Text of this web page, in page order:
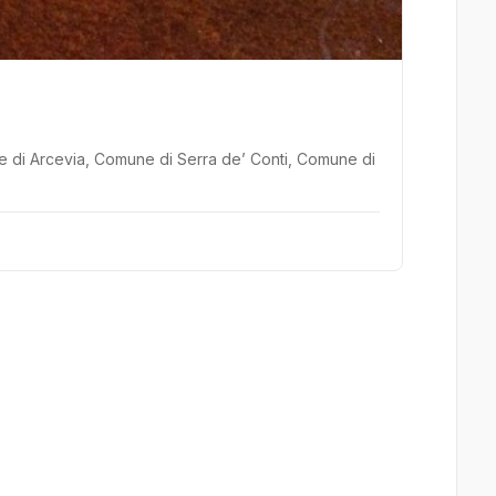
Arcevia, Comune di Serra de’ Conti, Comune di